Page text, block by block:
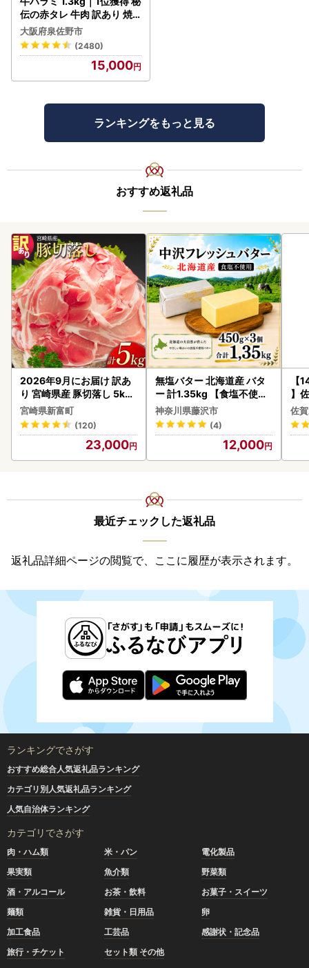
伝の赤タレ 牛肉 訳あり 焼
肉 BBQ
大阪府泉佐野市
(2480)
15,000
ランキングをもっと見る
おすすめ返礼品
2026年9月にお届け 訳あ
り 宮崎県産 豚切落し 5kg
C325-2506-2609
宮崎県新富町
(120)
23,000
無塩バター 北海道産 バタ
ー 計1.35kg 【食塩不使用
】
神奈川県藤沢市
(4)
12,000
【
】
2
佐
最近チェックした返礼品
返礼品詳細ページの閲覧で、ここに履歴が表示されます。
ランキングでさがす
おすすめ総合人気返礼品ランキング
カテゴリ別人気返礼品ランキング
人気自治体ランキング
カテゴリでさがす
肉・ハム類 米・パン
電化製品
果実類
魚介類
野菜類
酒・アルコール
お茶・飲料
お菓子・スイーツ
麺類
雑貨・日用品
卵
加工食品
工芸品
感謝状・記念品
旅行・チケット
セット類 その他